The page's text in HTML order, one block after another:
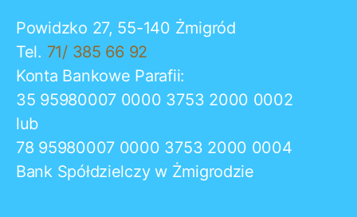
Powidzko 27, 55-140 Żmigród
Tel. 71/ 385 66 92
Konta Bankowe Parafii:
35 95980007 0000 3753 2000 0002
lub
78 95980007 0000 3753 2000 0004
Bank Spółdzielczy w Żmigrodzie